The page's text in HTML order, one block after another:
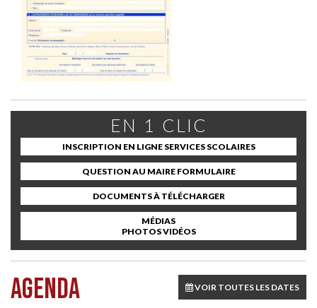
EN 1 CLIC
INSCRIPTION EN LIGNE SERVICES SCOLAIRES
QUESTION AU MAIRE FORMULAIRE
DOCUMENTS À TÉLÉCHARGER
MÉDIAS
PHOTOS VIDÉOS
AGENDA VOIR TOUTES LES DATES